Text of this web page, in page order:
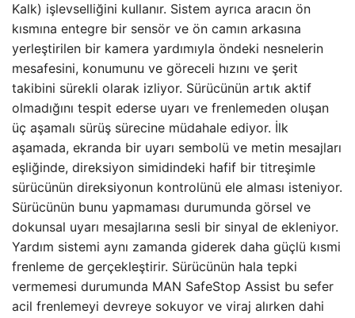
Kalk) işlevselliğini kullanır. Sistem ayrıca aracın ön
kısmına entegre bir sensör ve ön camın arkasına
yerleştirilen bir kamera yardımıyla öndeki nesnelerin
mesafesini, konumunu ve göreceli hızını ve şerit
takibini sürekli olarak izliyor. Sürücünün artık aktif
olmadığını tespit ederse uyarı ve frenlemeden oluşan
üç aşamalı sürüş sürecine müdahale ediyor. İlk
aşamada, ekranda bir uyarı sembolü ve metin mesajları
eşliğinde, direksiyon simidindeki hafif bir titreşimle
sürücünün direksiyonun kontrolünü ele alması isteniyor.
Sürücünün bunu yapmaması durumunda görsel ve
dokunsal uyarı mesajlarına sesli bir sinyal de ekleniyor.
Yardım sistemi aynı zamanda giderek daha güçlü kısmi
frenleme de gerçekleştirir. Sürücünün hala tepki
vermemesi durumunda MAN SafeStop Assist bu sefer
acil frenlemeyi devreye sokuyor ve viraj alırken dahi